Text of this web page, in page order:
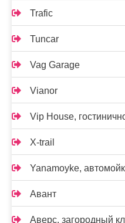
Trafic
Tuncar
Vag Garage
Vianor
Vip House,
X-trail
Yanamoyke,
Авант
Аверс, загородный